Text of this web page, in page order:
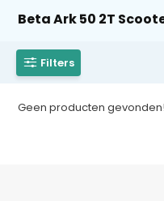
Beta Ark 50 2T
Filters
Geen producten